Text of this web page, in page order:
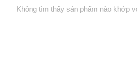
Không tìm thấy sản phẩm nào khớp